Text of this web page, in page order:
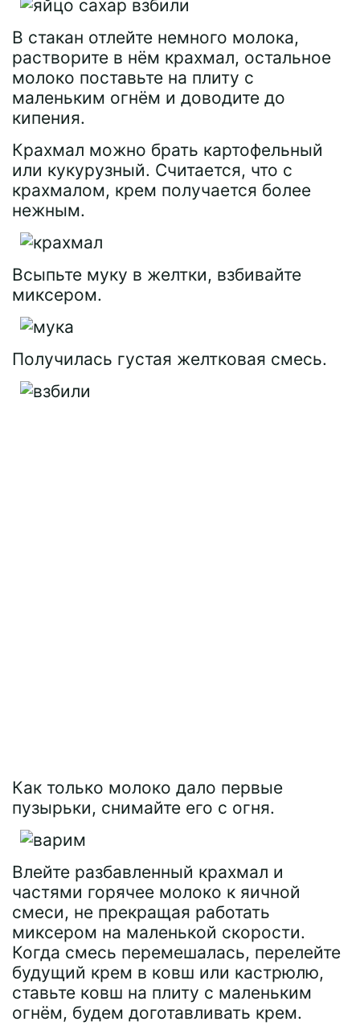
В стакан отлейте немного молока,
растворите в нём крахмал, остальное
молоко поставьте на плиту с
маленьким огнём и доводите до
кипения.
Крахмал можно брать картофельный
или кукурузный. Считается, что с
крахмалом, крем получается более
нежным.
Всыпьте муку в желтки, взбивайте
миксером.
Получилась густая желтковая смесь.
Как только молоко дало первые
пузырьки, снимайте его с огня.
Влейте разбавленный крахмал и
частями горячее молоко к яичной
смеси, не прекращая работать
миксером на маленькой скорости.
Когда смесь перемешалась, перелейте
будущий крем в ковш или кастрюлю,
ставьте ковш на плиту с маленьким
огнём, будем доготавливать крем.